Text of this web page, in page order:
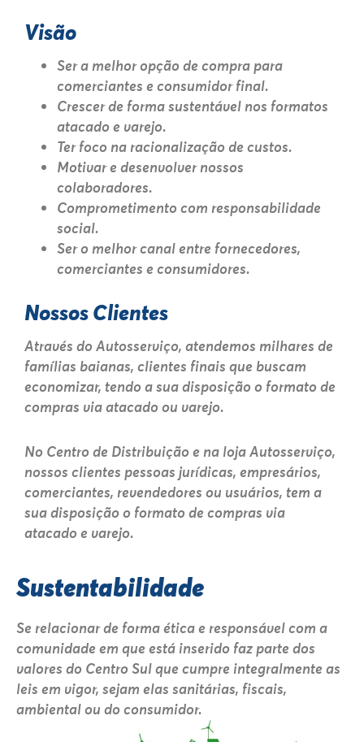
Visão
Ser a melhor opção de compra para
comerciantes e consumidor final.
Crescer de forma sustentável nos formatos
atacado e varejo.
Ter foco na racionalização de custos.
Motivar e desenvolver nossos
colaboradores.
Comprometimento com responsabilidade
social.
Ser o melhor canal entre fornecedores,
comerciantes e consumidores.
Nossos Clientes
Através do Autosserviço, atendemos milhares de
famílias baianas, clientes finais que buscam
economizar, tendo a sua disposição o formato de
compras via atacado ou varejo.
No Centro de Distribuição e na loja Autosserviço,
nossos clientes pessoas jurídicas, empresários,
comerciantes, revendedores ou usuários, tem a
sua disposição o formato de compras via
atacado e varejo.
Sustentabilidade
Se relacionar de forma ética e responsável com a
comunidade em que está inserido faz parte dos
valores do Centro Sul que cumpre integralmente as
leis em vigor, sejam elas sanitárias, fiscais,
ambiental ou do consumidor.